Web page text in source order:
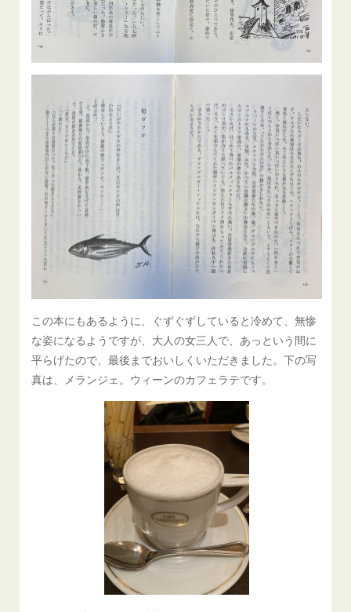
この本にもあるように、ぐずぐずしていると冷めて、無惨
な姿になるようですが、大人の女三人で、あっという間に
平らげたので、最後までおいしくいただきました。下の写
真は、メランジェ。ウィーンのカフェラテです。